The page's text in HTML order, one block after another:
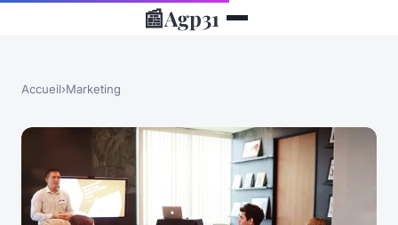
📰Agp31
Accueil›Marketing